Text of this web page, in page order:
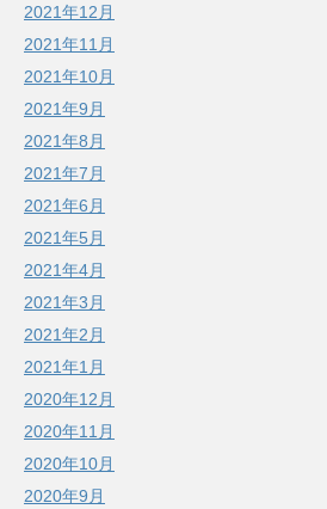
2021年12月
2021年11月
2021年10月
2021年9月
2021年8月
2021年7月
2021年6月
2021年5月
2021年4月
2021年3月
2021年2月
2021年1月
2020年12月
2020年11月
2020年10月
2020年9月